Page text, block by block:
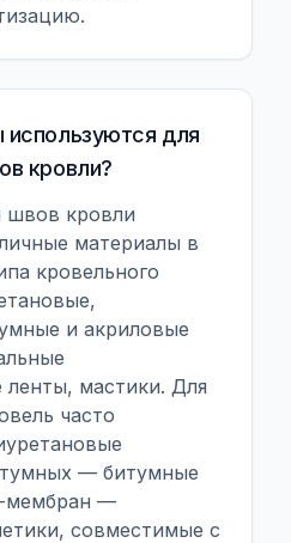
для
кровли?
швов кровли
материалы в
кровельного
и акриловые
мастики. Для
часто
— битумные
мембран —
совместимые с